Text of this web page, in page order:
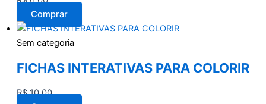
Comprar
Sem categoria
FICHAS INTERATIVAS PARA COLORIR
R$10,00